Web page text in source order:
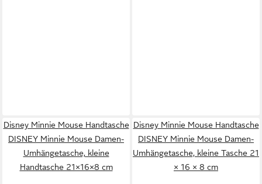
Disney Minnie Mouse Handtasche
DISNEY Minnie Mouse Damen-
Umhängetasche, kleine
Handtasche 21×16×8 cm
Disney Minnie Mouse Handtasche
DISNEY Minnie Mouse Damen-
Umhängetasche, kleine Tasche 21
× 16 × 8 cm